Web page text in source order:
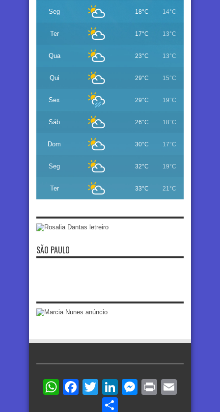
Seg 18°C 14°C
Ter 17°C 13°C
Qua 23°C 13°C
Qui 29°C 15°C
Sex 29°C 19°C
Sáb 26°C 18°C
Dom 30°C 17°C
Seg 32°C 19°C
Ter 33°C 21°C
SÃO PAULO
WhatsApp
Facebook
TwitterLinkedIn
Messenger
Print